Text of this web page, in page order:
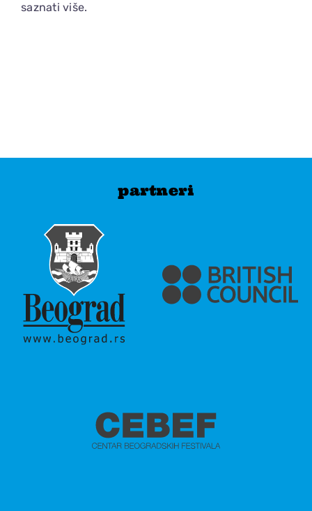
saznati više.
partneri